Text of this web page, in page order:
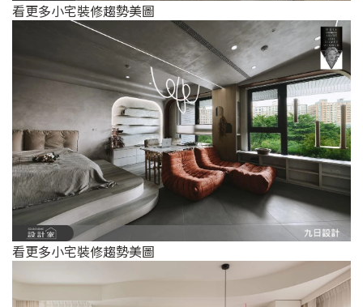
看更多小宅裝修趨勢美圖
看更多小宅裝修趨勢美圖